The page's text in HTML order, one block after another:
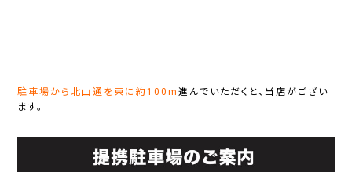
駐車場から北山通を東に約100m進んでいただくと、当店がござい
ます。